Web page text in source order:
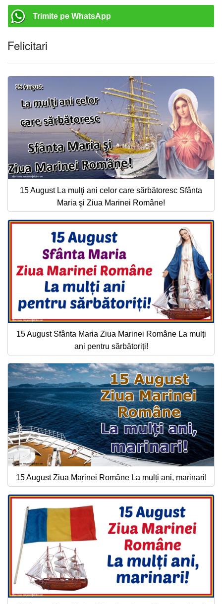
Trimite pe WhatsApp
Felicitari
15 August La mulţi ani celor care sărbătoresc Sfânta
Maria şi Ziua Marinei Române!
15 August Sfânta Maria Ziua Marinei Române La mulți
ani pentru sărbătoriți!
15 August Ziua Marinei Române La mulți ani, marinari!